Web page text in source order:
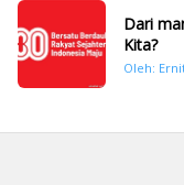
Dari
Kita?
Oleh: